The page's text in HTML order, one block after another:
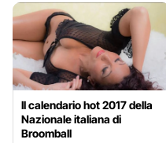
Il calendario hot 2017 della
Nazionale italiana di
Broomball